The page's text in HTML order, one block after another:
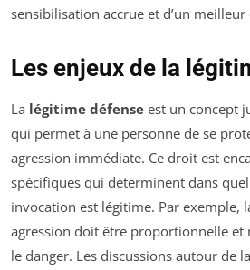
sensibilisation accrue et d’un
Les enjeux de la
La légitime défense est un concept
qui permet à une personne de se
agression immédiate. Ce droit est
spécifiques qui déterminent dans
invocation est légitime. Par exemple,
agression doit être proportionnelle et
le danger. Les discussions autour de